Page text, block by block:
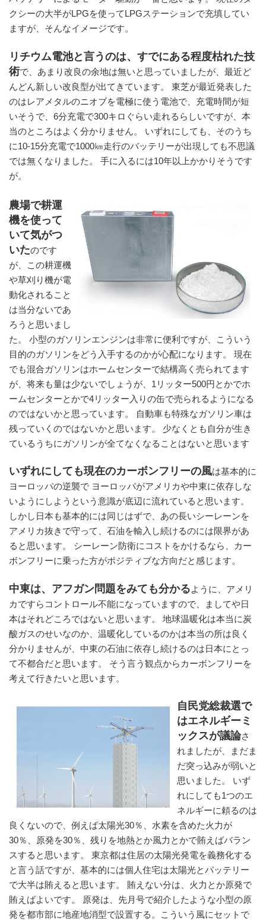
クシーの大半がLPGを使ってLPGステーションで充填してい
ますが、そんなイメージです。
リチウム電池と言うのは、すでにある程度枯れた技
術で、あまり改良の余地は無いと思っていましたが、最近ど
んどん新しい改良型が出てきています。 東芝が最近発表した
のはレアメタルのニオブを電極に使う電池で、充電時間が短
いそうで、6分充電で300キロぐらい走れるらしいですが、本
当のところはよく分かりません。 いずれにしても、そのうち
に10‐15分充電で1000㎞走行のバッテリーが出現しても不思議
では無くなりました。 手に入るには10年以上かかりそうです
が。
農場で耕運
機を使って
いて気がつ
いたのです
が、この耕運機
や草刈り機が電
動化されること
は当分ないであ
ろうと思いまし
た。 小型のガソリンエンジンは非常に便利ですが、こういう
目的のガソリンをどう入手するのかが心配になります。 現在
でも混合ガソリンはホームセンターで結構高く売られてます
が、将来も量は少ないでしょうが、1リッター500円とかでホ
ームセンターとかで4リッター入りの缶で売られるようになる
のではないかと思っています。 自動車も特殊なガソリン車は
残っていくのではないかと思います。 少なくとも自分が生き
ているうちにガソリンが全てなくなることはないと思います
いずれにしても現在のカーボンフリーの風は基本的に
ヨーロッパの逆襲で ヨーロッパがアメリカや中東に依存しな
いようにしようという意識が底辺に流れていると思います。
しかし日本も基本的には同じはずで、あの長いシーレーンを
アメリカ抜きで守って、石油を輸入し続けるのには限界があ
ると思います。 シーレーン防衛にコストをかけるなら、カー
ボンフリーに乗った方がポジティブな方向だと感じます。
中東は、アフガン問題をみても分かるように、アメリ
カですらコントロール不能になっていますので、ましてや日
本はそれどころではないと思います。 地球温暖化は本当に炭
酸ガスのせいなのか、温暖化しているのかは本当の所は良く
分かりませんが、中東の石油に依存し続けるのは日本にとっ
て不都合だと思います。 そう言う観点からカーボンフリーを
考えて行きたいと思います。
自民党総裁選で
はエネルギーミ
ックスが議論さ
れましたが、まだま
だ突っ込みが弱いと
思いました。 いず
れにしても1つのエ
ネルギーに頼るのは
良くないので、例えば太陽光30％、水素を含めた火力が
30％、原発を30％、残りを地熱とか風力とかで賄えばバラン
スすると思います。 東京都は住居の太陽光発電を義務化する
と言う話ですが、基本的には個人住宅は太陽光とバッテリー
で大半は賄えると思います。 賄えない分は、火力とか原発で
賄えばよいです。 原発は、先月号で紹介したような小型の原
発を都市部に地産地消型で設置する。こういう風にセットで